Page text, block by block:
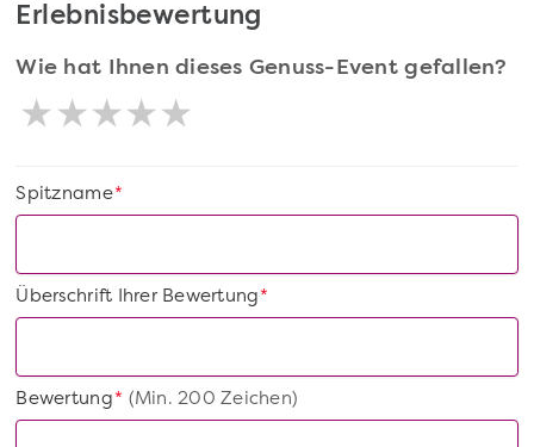
Erlebnisbewertung
Wie hat Ihnen dieses Genuss-Event gefallen?
*
Spitzname
*
Überschrift Ihrer Bewertung
*
Bewertung(Min. 200 Zeichen)